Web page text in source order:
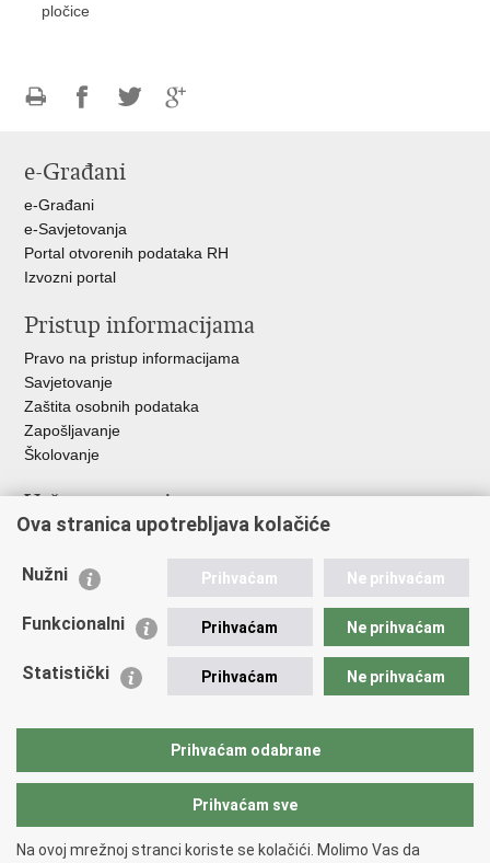
pločice
FacebookuTwitteru
e-Građani
e-Građani
e-Savjetovanja
Portal otvorenih podataka RH
Izvozni portal
Pristup informacijama
Pravo na pristup informacijama
Savjetovanje
Zaštita osobnih podataka
Zapošljavanje
Školovanje
Važne poveznice
Ministarstvo unutarnjih poslova
Udruge
Policijska akademija
Zaklada policijske solidarnosti
Vučetić"
Ova stranica upotrebljava kolačiće
Nužni Prihvaćam Ne prihvaćam
Funkcionalni Prihvaćam Ne prihvaćam
Statistički Prihvaćam Ne prihvaćam
Prihvaćam odabrane
Prihvaćam sve
Na ovoj mrežnoj stranci koriste se kolačići. Molimo Vas da